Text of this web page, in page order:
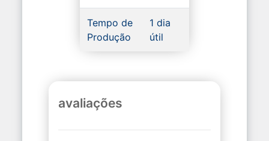
Tempo de
Produção
1 dia
útil
avaliações